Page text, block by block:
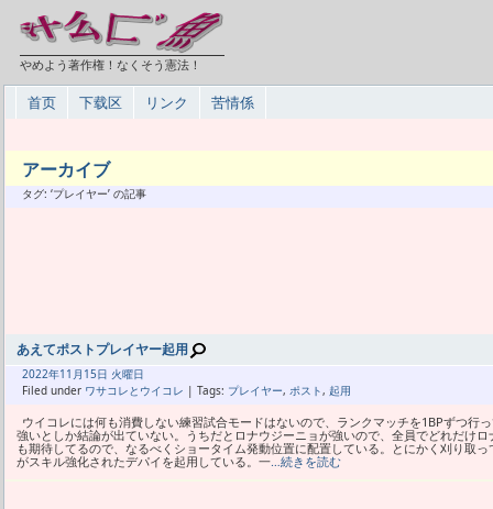
やめよう著作権！なくそう憲法！
首页 下载区 リンク 苦情係
アーカイブ
タグ: ‘プレイヤー’ の記事
あえてポストプレイヤー起用
2022年11月 15日 火曜日
Filed under ワサコレとウイコレ | Tags: プレイヤー, ポスト, 起用
ウイコレには何も消費しない練習試合モードはないので、ランクマッチを1BPずつ行
強いとしか結論が出ていない。うちだとロナウジーニョが強いので、全員でどれだけ
も期待してるので、なるべくショータイム発動位置に配置している。とにかく刈り取
がスキル強化されたデパイを起用している。一…続きを読む